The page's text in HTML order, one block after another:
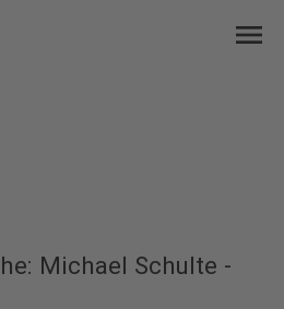
menu
Michael Schulte -